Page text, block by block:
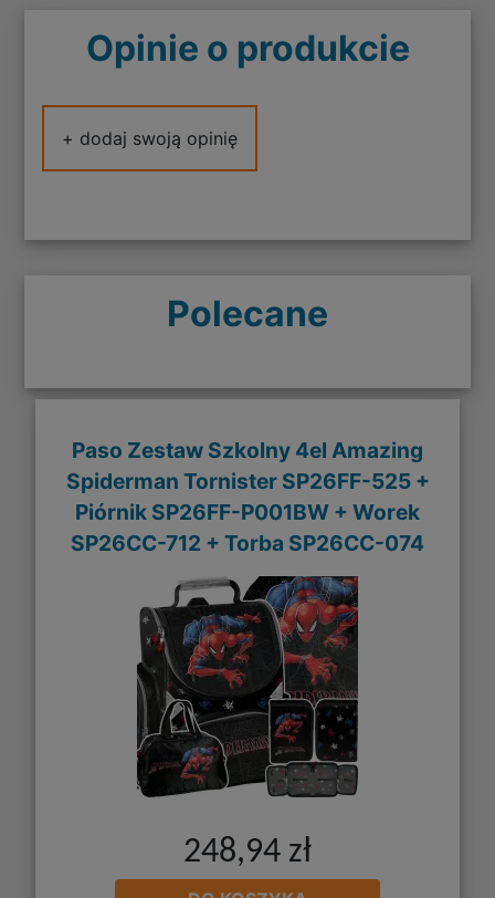
Opinie o produkcie
+ dodaj swoją opinię
Polecane
Paso Zestaw Szkolny 4el Amazing
Spiderman Tornister SP26FF-525 +
Piórnik SP26FF-P001BW + Worek
SP26CC-712 + Torba SP26CC-074
248,94 zł